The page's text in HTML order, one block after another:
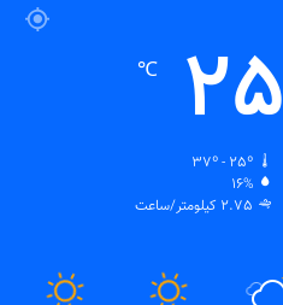
25
℃
37º - 25º
16%
2.75 کیلومتر/ساعت